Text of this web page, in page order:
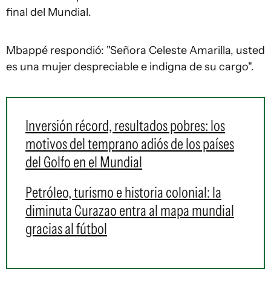
final del Mundial.
Mbappé respondió: "Señora Celeste Amarilla, usted
es una mujer despreciable e indigna de su cargo".
Inversión récord, resultados pobres: los
motivos del temprano adiós de los países
del Golfo en el Mundial
Petróleo, turismo e historia colonial: la
diminuta Curazao entra al mapa mundial
gracias al fútbol